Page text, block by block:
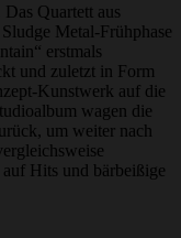
Quartett aus
Metal-Frühphase
erstmals
und zuletzt in Form
Kunstwerk auf die
wagen die
um weiter nach
Hits und bärbeißige